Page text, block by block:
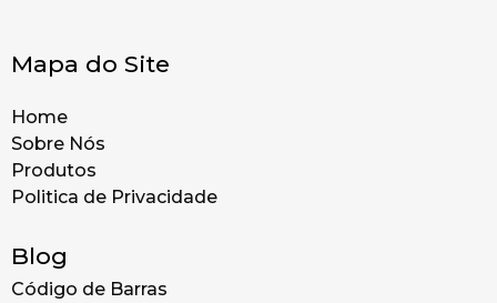
Mapa do Site
Home
Sobre Nós
Produtos
Politica de Privacidade
Blog
Código de Barras